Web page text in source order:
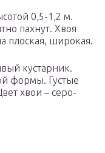
0,5-1,2 м.
пахнут. Хвоя
плоская, широкая.
кустарник.
формы. Густые
хвои – серо-